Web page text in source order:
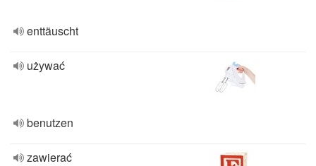
enttäuscht
używać
benutzen
zawierać